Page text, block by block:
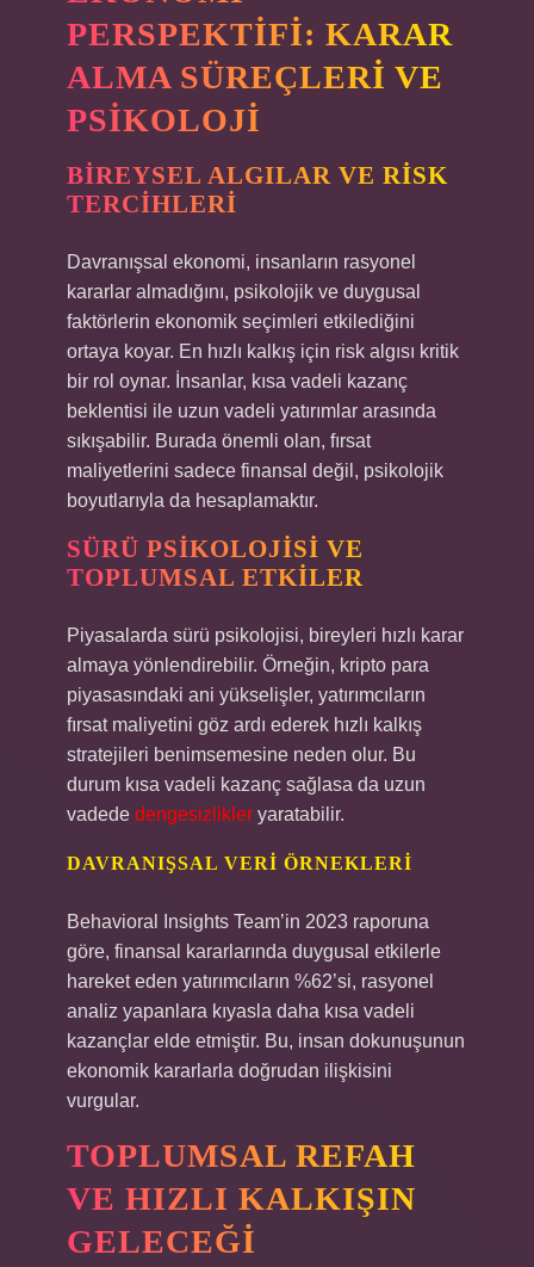
PERSPEKTIFI: KARAR
ALMA SÜREÇLERI VE
PSIKOLOJI
BIREYSEL ALGILAR VE RISK
TERCIHLERI
Davranışsal ekonomi, insanların rasyonel
kararlar almadığını, psikolojik ve duygusal
faktörlerin ekonomik seçimleri etkilediğini
ortaya koyar. En hızlı kalkış için risk algısı kritik
bir rol oynar. İnsanlar, kısa vadeli kazanç
beklentisi ile uzun vadeli yatırımlar arasında
sıkışabilir. Burada önemli olan, fırsat
maliyetlerini sadece finansal değil, psikolojik
boyutlarıyla da hesaplamaktır.
SÜRÜ PSIKOLOJISI VE
TOPLUMSAL ETKILER
Piyasalarda sürü psikolojisi, bireyleri hızlı karar
almaya yönlendirebilir. Örneğin, kripto para
piyasasındaki ani yükselişler, yatırımcıların
fırsat maliyetini göz ardı ederek hızlı kalkış
stratejileri benimsemesine neden olur. Bu
durum kısa vadeli kazanç sağlasa da uzun
vadede dengesizlikler yaratabilir.
DAVRANIŞSAL VERI ÖRNEKLERI
Behavioral Insights Team’in 2023 raporuna
göre, finansal kararlarında duygusal etkilerle
hareket eden yatırımcıların %62’si, rasyonel
analiz yapanlara kıyasla daha kısa vadeli
kazançlar elde etmiştir. Bu, insan dokunuşunun
ekonomik kararlarla doğrudan ilişkisini
vurgular.
TOPLUMSAL REFAH
VE HIZLI KALKIŞIN
GELECEĞI